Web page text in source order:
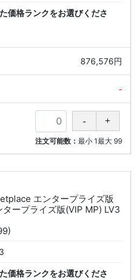
価格ランクをお選びくださ
876,576円
-
注文可能数： 最小 1最大 99
エンタープライズ版
ープライズ版(VIP MP) LV3
価格ランクをお選びくださ